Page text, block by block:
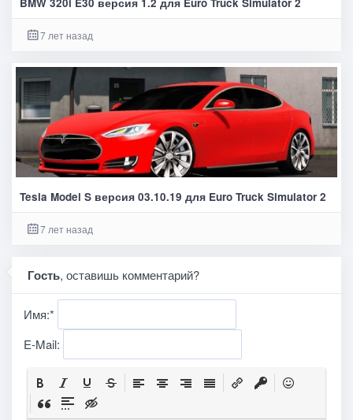
7 лет назад
Tesla Model S версия 03.10.19 для Euro Truck Simulator 2
7 лет назад
Гость, оставишь комментарий?
Имя:*
E-Mail: